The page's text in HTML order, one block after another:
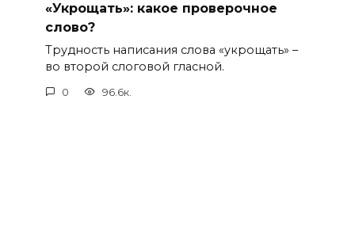
«Укрощать»: какое проверочное
слово?
Трудность написания слова «укрощать» –
во второй слоговой гласной.
0 96.6к.